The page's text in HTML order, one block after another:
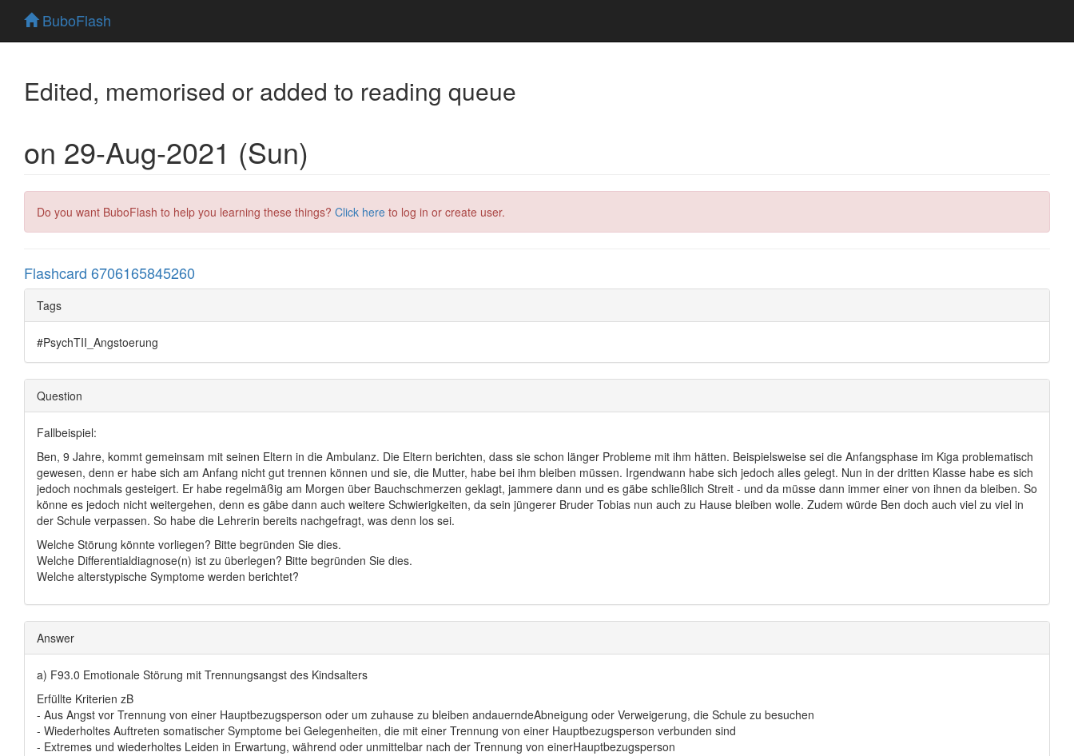
BuboFlash
Edited, memorised or added to reading queue
on 29-Aug-2021 (Sun)
Do you want BuboFlash to help you learning these things? Click here to log in or create user.
Flashcard 6706165845260
Tags
#PsychTII_Angstoerung
Question
Fallbeispiel:
Ben, 9 Jahre, kommt gemeinsam mit seinen Eltern in die Ambulanz. Die Eltern berichten, dass sie schon länger Probleme mit ihm hätten. Beispielsweise sei die Anfangsphase im Kiga problematisch
gewesen, denn er habe sich am Anfang nicht gut trennen können und sie, die Mutter, habe bei ihm bleiben müssen. Irgendwann habe sich jedoch alles gelegt. Nun in der dritten Klasse habe es sich
jedoch nochmals gesteigert. Er habe regelmäßig am Morgen über Bauchschmerzen geklagt, jammere dann und es gäbe schließlich Streit - und da müsse dann immer einer von ihnen da bleiben. So
könne es jedoch nicht weitergehen, denn es gäbe dann auch weitere Schwierigkeiten, da sein jüngerer Bruder Tobias nun auch zu Hause bleiben wolle. Zudem würde Ben doch auch viel zu viel in
der Schule verpassen. So habe die Lehrerin bereits nachgefragt, was denn los sei.
Welche Störung könnte vorliegen? Bitte begründen Sie dies.
Welche Differentialdiagnose(n) ist zu überlegen? Bitte begründen Sie dies.
Welche alterstypische Symptome werden berichtet?
Answer
a) F93.0 Emotionale Störung mit Trennungsangst des Kindsalters
Erfüllte Kriterien zB
- Aus Angst vor Trennung von einer Hauptbezugsperson oder um zuhause zu bleiben andauerndeAbneigung oder Verweigerung, die Schule zu besuchen
- Wiederholtes Auftreten somatischer Symptome bei Gelegenheiten, die mit einer Trennung von einer Hauptbezugsperson verbunden sind
- Extremes und wiederholtes Leiden in Erwartung, während oder unmittelbar nach der Trennung von einerHauptbezugsperson